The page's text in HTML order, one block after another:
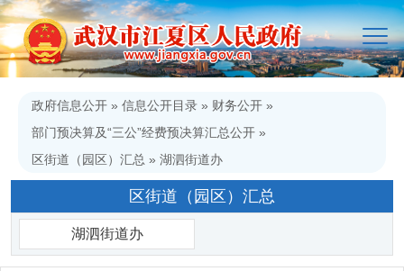
政府信息公开 » 信息公开目录 » 财务公开 »
部门预决算及“三公”经费预决算汇总公开 »
区街道（园区）汇总 » 湖泗街道办
区街道（园区）汇总
湖泗街道办